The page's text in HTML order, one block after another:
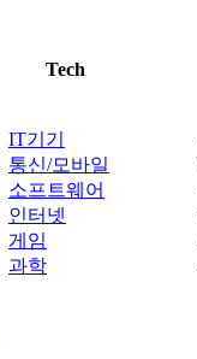
Tech
IT기기
통신/모바일
소프트웨어
인터넷
게임
과학